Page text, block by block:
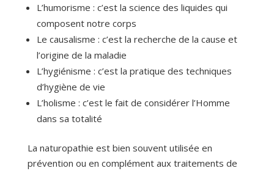
L’humorisme : c’est la science des liquides qui
composent notre corps
Le causalisme : c’est la recherche de la cause et
l’origine de la maladie
L’hygiénisme : c’est la pratique des techniques
d’hygiène de vie
L’holisme : c’est le fait de considérer l’Homme
dans sa totalité
La naturopathie est bien souvent utilisée en
prévention ou en complément aux traitements de